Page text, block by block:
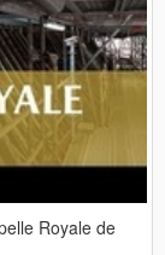
Royale de